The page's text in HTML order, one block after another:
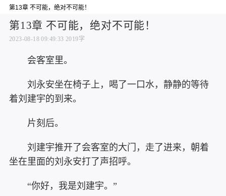
第13章 不可能，绝对不可能！
第13章 不可能，绝对不可能！
2023-08-18 09:49:33 2019字
会客室里。
刘永安坐在椅子上，喝了一口水，静静的等待
着刘建宇的到来。
片刻后。
刘建宇推开了会客室的大门，走了进来，朝着
坐在里面的刘永安打了声招呼。
“你好，我是刘建宇。”